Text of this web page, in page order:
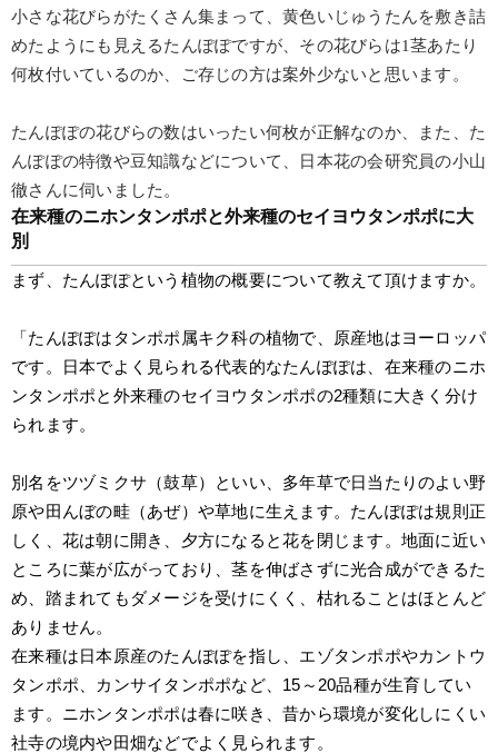
小さな花びらがたくさん集まって、黄色いじゅうたんを敷き詰
めたようにも見えるたんぽぽですが、その花びらは1茎あたり
何枚付いているのか、ご存じの方は案外少ないと思います。
たんぽぽの花びらの数はいったい何枚が正解なのか、また、た
んぽぽの特徴や豆知識などについて、日本花の会研究員の小山
徹さんに伺いました。
在来種のニホンタンポポと外来種のセイヨウタンポポに大
別
まず、たんぽぽという植物の概要について教えて頂けますか。
「たんぽぽはタンポポ属キク科の植物で、原産地はヨーロッパ
です。日本でよく見られる代表的なたんぽぽは、在来種のニホ
ンタンポポと外来種のセイヨウタンポポの2種類に大きく分け
られます。
別名をツヅミクサ（鼓草）といい、多年草で日当たりのよい野
原や田んぼの畦（あぜ）や草地に生えます。たんぽぽは規則正
しく、花は朝に開き、夕方になると花を閉じます。地面に近い
ところに葉が広がっており、茎を伸ばさずに光合成ができるた
め、踏まれてもダメージを受けにくく、枯れることはほとんど
ありません。
在来種は日本原産のたんぽぽを指し、エゾタンポポやカントウ
タンポポ、カンサイタンポポなど、15～20品種が生育してい
ます。ニホンタンポポは春に咲き、昔から環境が変化しにくい
社寺の境内や田畑などでよく見られます。